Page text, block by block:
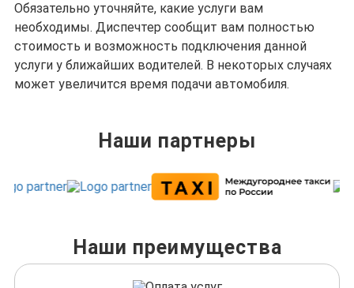
Обязательно уточняйте, какие услуги вам
необходимы. Диспечтер сообщит вам полностью
стоимость и возможность подключения данной
услуги у ближайших водителей. В некоторых случаях
может увеличится время подачи автомобиля.
Наши партнеры
Наши преимущества